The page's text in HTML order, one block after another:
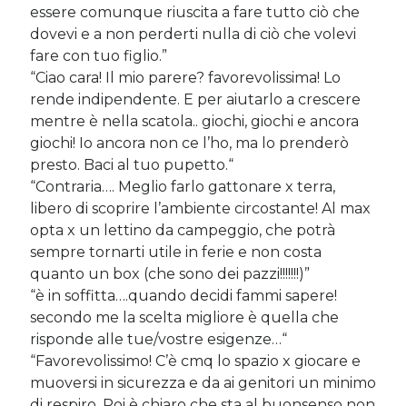
Cerca nel blog
Cerca
Archivi
Archivi
Twitter Feed
Tweet di MichelaCalculli
essere comunque riuscita a fare tutto ciò che
dovevi e a non perderti nulla di ciò che volevi
fare con tuo figlio.”
“Ciao cara! Il mio parere? favorevolissima! Lo
rende indipendente. E per aiutarlo a crescere
mentre è nella scatola.. giochi, giochi e ancora
giochi! Io ancora non ce l’ho, ma lo prenderò
presto. Baci al tuo pupetto.“
“Contraria…. Meglio farlo gattonare x terra,
libero di scoprire l’ambiente circostante! Al max
opta x un lettino da campeggio, che potrà
sempre tornarti utile in ferie e non costa
quanto un box (che sono dei pazzi!!!!!!!)”
“è in soffitta….quando decidi fammi sapere!
secondo me la scelta migliore è quella che
risponde alle tue/vostre esigenze…“
“Favorevolissimo! C’è cmq lo spazio x giocare e
muoversi in sicurezza e da ai genitori un minimo